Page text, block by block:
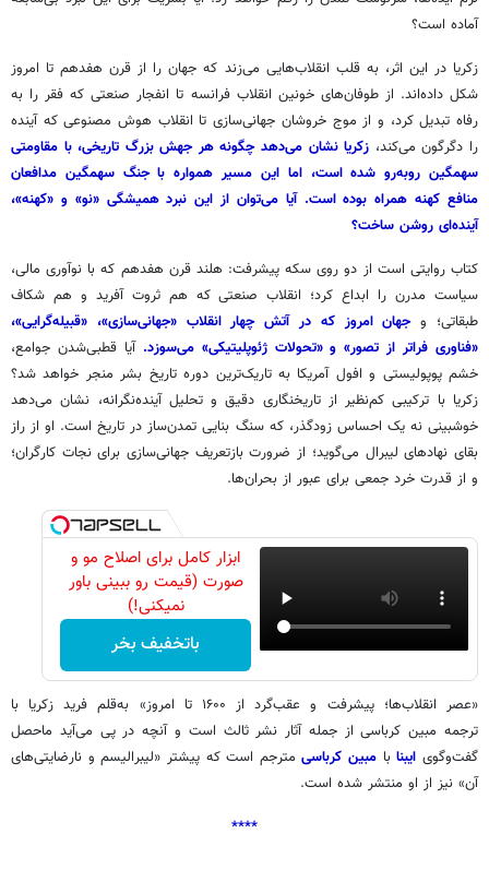
آماده است؟
زکریا در این اثر، به قلب انقلاب‌هایی می‌زند که جهان را از قرن هفدهم تا امروز
شکل داده‌اند. از طوفان‌های خونین انقلاب فرانسه تا انفجار صنعتی که فقر را به
رفاه تبدیل کرد، و از موج خروشان جهانی‌سازی تا انقلاب هوش مصنوعی که آینده
را دگرگون می‌کند، زکریا نشان می‌دهد چگونه هر جهش بزرگ تاریخی، با مقاومتی
سهمگین روبه‌رو شده است، اما این مسیر همواره با جنگ سهمگین مدافعان
منافع کهنه همراه بوده است. آیا می‌توان از این نبرد همیشگی «نو» و «کهنه»،
آینده‌ای روشن ساخت؟
کتاب روایتی است از دو روی سکه پیشرفت: هلند قرن هفدهم که با نوآوری مالی،
سیاست مدرن را ابداع کرد؛ انقلاب صنعتی که هم ثروت آفرید و هم شکاف
طبقاتی؛ وجهان امروز که در آتش چهار انقلاب «جهانی‌سازی»، «قبیله‌گرایی»،
«فناوری فراتر از تصور» و «تحولات ژئوپلیتیکی» می‌سوزد. آیا قطبی‌شدن جوامع،
خشم پوپولیستی و افول آمریکا به تاریک‌ترین دوره تاریخ بشر منجر خواهد شد؟
زکریا با ترکیبی کم‌نظیر از تاریخنگاری دقیق و تحلیل آینده‌نگرانه، نشان می‌‎دهد
خوشبینی نه یک احساس زودگذر، که سنگ بنایی تمدن‌ساز در تاریخ است. او از راز
بقای نهادهای لیبرال می‌گوید؛ از ضرورت بازتعریف جهانی‌سازی برای نجات کارگران؛
و از قدرت خرد جمعی برای عبور از بحران‌ها.
ابزار کامل برای اصلاح مو و
صورت (قیمت رو ببینی باور
نمیکنی!)
باتخفیف بخر
«عصر انقلاب‌ها؛ پیشرفت و عقب‌گرد از ۱۶۰۰ تا امروز» به‌قلم فرید زکریا با
ترجمه مبین کرباسی از جمله آثار نشر ثالث است و آنچه در پی می‌آید ماحصل
گفت‌وگوی ایبنابا مبین کرباسیمترجم است که پیشتر «لیبرالیسم و نارضایتی‌های
آن» نیز از او منتشر شده است.
****